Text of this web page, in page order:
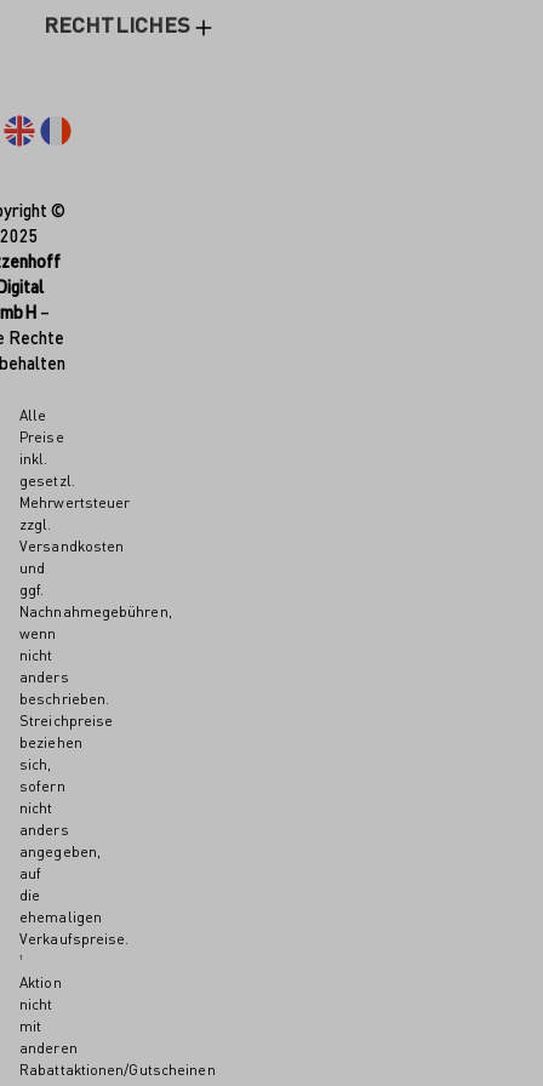
RECHTLICHES
©
2025
–
Rechte
Alle
Preise
inkl.
gesetzl.
Mehrwertsteuer
zzgl.
Versandkosten
und
ggf.
Nachnahmegebühren,
wenn
nicht
anders
beschrieben.
Streichpreise
beziehen
sich,
sofern
nicht
anders
angegeben,
auf
die
ehemaligen
Verkaufspreise.
¹
Aktion
nicht
mit
anderen
Rabattaktionen/Gutscheinen